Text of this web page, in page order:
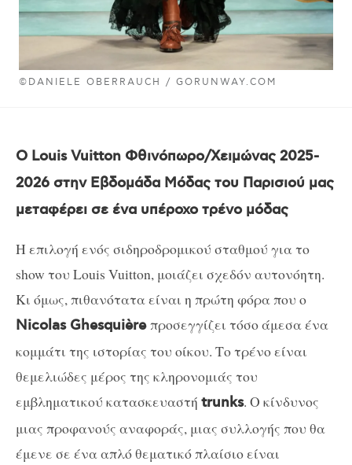
©DANIELE OBERRAUCH / GORUNWAY.COM
Ο Louis Vuitton Φθινόπωρο/Χειμώνας 2025-
2026 στην Εβδομάδα Μόδας του Παρισιού μας
μεταφέρει σε ένα υπέροχο τρένο μόδας
Η επιλογή ενός σιδηροδρομικού σταθμού για το
show του Louis Vuitton, μοιάζει σχεδόν αυτονόητη.
Κι όμως, πιθανότατα είναι η πρώτη φόρα που ο
Nicolas Ghesquièreπροσεγγίζει τόσο άμεσα ένα
κομμάτι της ιστορίας του οίκου. Το τρένο είναι
θεμελιώδες μέρος της κληρονομιάς του
εμβληματικού κατασκευαστή trunks. Ο κίνδυνος
μιας προφανούς αναφοράς, μιας συλλογής που θα
έμενε σε ένα απλό θεματικό πλαίσιο είναι